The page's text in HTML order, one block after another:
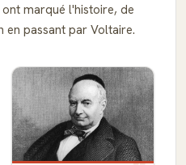
marqué l'histoire, de
en passant par Voltaire.